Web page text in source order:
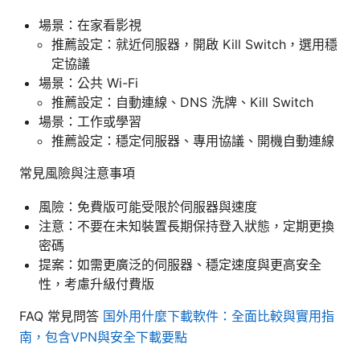
場景：在家看影視
推薦設定：就近伺服器，開啟 Kill Switch，選用穩
定協議
場景：公共 Wi-Fi
推薦設定：自動連線、DNS 洗牌、Kill Switch
場景：工作或學習
推薦設定：穩定伺服器、專用協議、開機自動連線
常見風險與注意事項
風險：免費版可能受限於伺服器與速度
注意：不要在未知裝置長期保持登入狀態，定期更換
密碼
提案：如需更廣泛的伺服器、穩定速度與更高安全
性，考慮升級付費版
FAQ 常見問答 国外用什麼下載軟件：全面比較與實用指
南，包含VPN與安全下載要點